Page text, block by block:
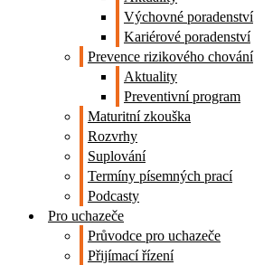
Výchovné poradenství
Kariérové poradenství
Prevence rizikového chování
Aktuality
Preventivní program
Maturitní zkouška
Rozvrhy
Suplování
Termíny písemných prací
Podcasty
Pro uchazeče
Průvodce pro uchazeče
Přijímací řízení